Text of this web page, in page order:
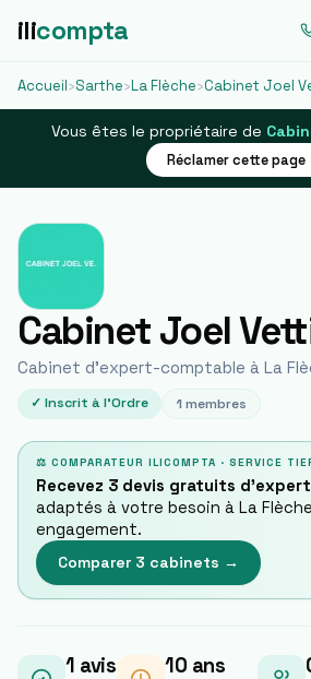
ilicompta
Accueil›Sarthe›La Flèche›Cabinet Joel
Vous êtes le propriétaire de
Réclamer cette
Cabinet Joel
Cabinet d'expert-comptable à La
✓ Inscrit à l'Ordre 1 membres
⚖ COMPARATEUR ILICOMPTA · SERVICE
Recevez 3 devis gratuits
adaptés à votre besoin à La Flèche
engagement.
Comparer 3 cabinets →
1 avis 10 ans